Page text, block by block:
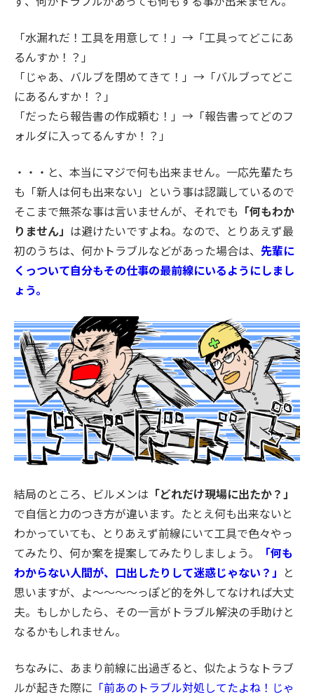
「水漏れだ！工具を用意して！」→「工具ってどこにあ
るんすか！？」
「じゃあ、バルブを閉めてきて！」→「バルブってどこ
にあるんすか！？」
「だったら報告書の作成頼む！」→「報告書ってどのフ
ォルダに入ってるんすか！？」
・・・と、本当にマジで何も出来ません。一応先輩たち
も「新人は何も出来ない」という事は認識しているので
そこまで無茶な事は言いませんが、それでも 「何もわか
りません」 は避けたいですよね。なので、とりあえず最
初のうちは、何かトラブルなどがあった場合は、 先輩に
くっついて自分もその仕事の最前線にいるようにしまし
ょう。
結局のところ、ビルメンは 「どれだけ現場に出たか？」
で自信と力のつき方が違います。たとえ何も出来ないと
わかっていても、とりあえず前線にいて工具で色々やっ
てみたり、何か案を提案してみたりしましょう。
「何も
わからない人間が、口出したりして迷惑じゃない？」 と
思いますが、よ〜〜〜〜っぽど的を外してなければ大丈
夫。もしかしたら、その一言がトラブル解決の手助けと
なるかもしれません。
ちなみに、あまり前線に出過ぎると、似たようなトラブ
ルが起きた際に 「前あのトラブル対処してたよね！じゃ